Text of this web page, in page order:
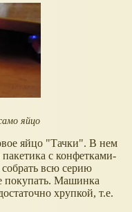
яйцо
яйцо "Тачки". В нем
с конфетками-
всю серию
Машинка
хрупкой, т.е.